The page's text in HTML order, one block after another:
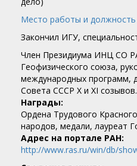
Место работы и должность
Закончил ИГУ,
Член Президиума ИНЦ СО
Геофизического союза,
международных программ,
Совета СССР X и XI созывов.
Награды:
Ордена Трудового
народов, медали, лауреат
Адрес на портале РАН:
http://www.ras.ru/win/db/